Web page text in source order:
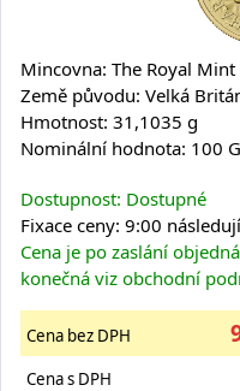
Mincovna: The Royal Mint
Země původu: Velká
Hmotnost: 31,1035 g
Nominální hodnota: 100
Dostupnost: Dostupné
Fixace ceny: 9:00
Cena je po zaslání
konečná viz obchodní
Cena bez DPH
Cena s DPH